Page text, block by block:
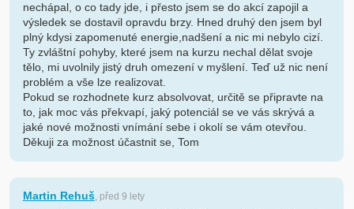
nechápal, o co tady jde, i přesto jsem se do akcí zapojil a
výsledek se dostavil opravdu brzy. Hned druhý den jsem byl
plný kdysi zapomenuté energie,nadšení a nic mi nebylo cizí.
Ty zvláštní pohyby, které jsem na kurzu nechal dělat svoje
tělo, mi uvolnily jistý druh omezení v myšlení. Teď už nic není
problém a vše lze realizovat.
Pokud se rozhodnete kurz absolvovat, určitě se připravte na
to, jak moc vás překvapí, jaký potenciál se ve vás skrývá a
jaké nové možnosti vnímání sebe i okolí se vám otevřou.
Děkuji za možnost účastnit se, Tom
Martin Rehuš, před 9 lety